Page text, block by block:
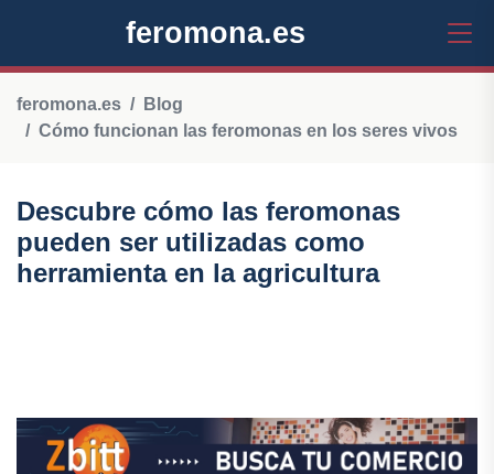
feromona.es
feromona.es
Blog
Cómo funcionan las feromonas en los seres vivos
Descubre cómo las feromonas
pueden ser utilizadas como
herramienta en la agricultura